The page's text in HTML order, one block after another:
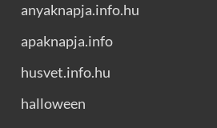
anyaknapja.info.hu
apaknapja.info
husvet.info.hu
halloween